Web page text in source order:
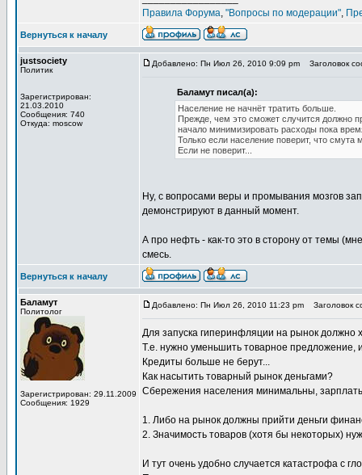
Правила Форума, "Вопросы по модерации",
Вернуться к началу
justsociety
Политик
Зарегистрирован:
21.03.2010
Сообщения: 740
Откуда: moscow
Добавлено: Пн Июл 26, 2010 9:09 pm Заголовок
Баламут писал(а):
Население не начнёт тратить больше.
Прежде, чем это сможет случится должно
начало минимизировать расходы пока
Только если население поверит, что смута
Если не поверит...
Ну, с вопросами веры и промывания мозгов
демонстрируют в данный момент.
А про нефть - как-то это в сторону от темы
смесь.
Вернуться к началу
Баламут
Политолог
Зарегистрирован: 29.11.2009
Сообщения: 1929
Добавлено: Пн Июл 26, 2010 11:23 pm Заголовок
Для запуска гиперинфляции на рынок должно
Т.е. нужно уменьшить товарное предложение,
Кредиты больше не берут...
Как насытить товарный рынок деньгами?
Сбережения населения минимальны,
1. Либо на рынок должны прийти деньги
2. Значимость товаров (хотя бы некоторых)
И тут очень удобно случается катастрофа с